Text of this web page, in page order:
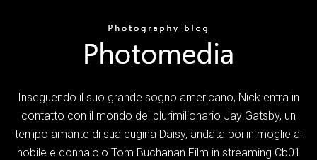
Inseguendo il suo grande sogno americano, Nick entra in
contatto con il mondo del plurimilionario Jay Gatsby, un
tempo amante di sua cugina Daisy, andata poi in moglie al
nobile e donnaiolo Tom Buchanan Film in streaming Cb01